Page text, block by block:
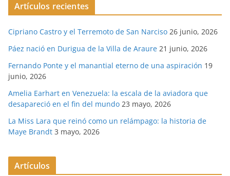
Artículos recientes
Cipriano Castro y el Terremoto de San Narciso 26 junio, 2026
Páez nació en Durigua de la Villa de Araure 21 junio, 2026
Fernando Ponte y el manantial eterno de una aspiración 19
junio, 2026
Amelia Earhart en Venezuela: la escala de la aviadora que
desapareció en el fin del mundo 23 mayo, 2026
La Miss Lara que reinó como un relámpago: la historia de
Maye Brandt 3 mayo, 2026
Artículos